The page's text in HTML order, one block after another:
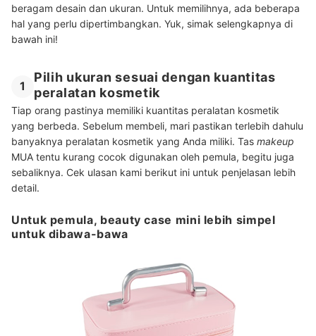
beragam desain dan ukuran. Untuk memilihnya, ada beberapa
hal yang perlu dipertimbangkan. Yuk, simak selengkapnya di
bawah ini!
1
Pilih ukuran sesuai dengan kuantitas
peralatan kosmetik
Tiap orang pastinya memiliki kuantitas peralatan kosmetik
yang berbeda. Sebelum membeli, mari pastikan terlebih dahulu
banyaknya peralatan kosmetik yang Anda miliki. Tas makeup
MUA tentu kurang cocok digunakan oleh pemula, begitu juga
sebaliknya. Cek ulasan kami berikut ini untuk penjelasan lebih
detail.
Untuk pemula, beauty case mini lebih simpel
untuk dibawa-bawa